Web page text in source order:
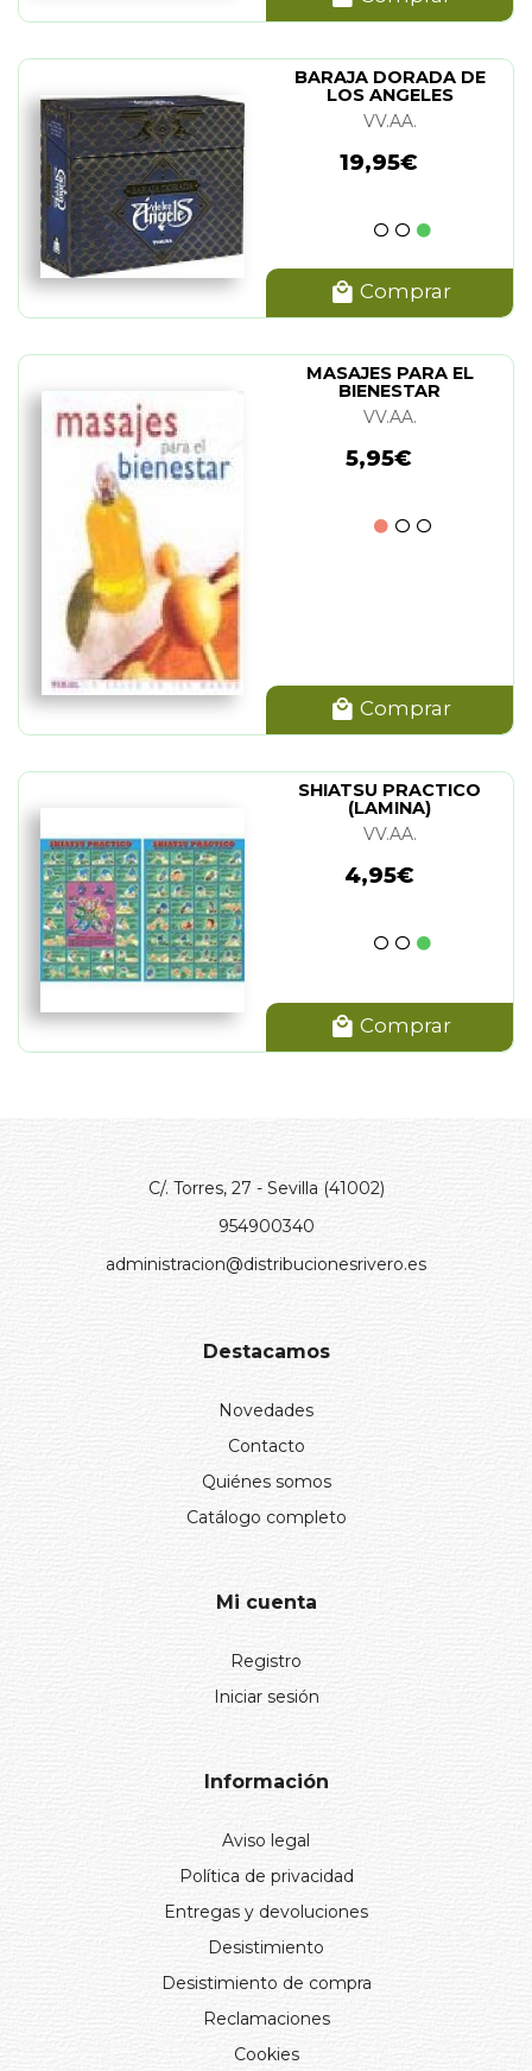
BARAJA DORADA DE
LOS ANGELES
VV.AA.
19,95€
Comprar
MASAJES PARA EL
BIENESTAR
VV.AA.
5,95€
Comprar
SHIATSU PRACTICO
(LAMINA)
VV.AA.
4,95€
Comprar
C/. Torres, 27 - Sevilla (41002)
954900340
administracion@distribucionesrivero.es
Destacamos
Novedades
Contacto
Quiénes somos
Catálogo completo
Mi cuenta
Registro
Iniciar sesión
Información
Aviso legal
Política de privacidad
Entregas y devoluciones
Desistimiento
Desistimiento de compra
Reclamaciones
Cookies